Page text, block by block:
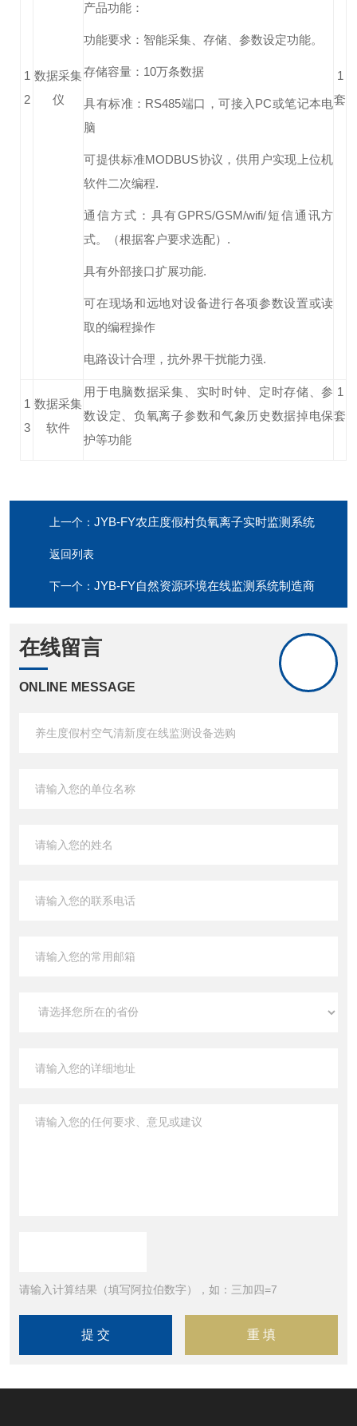
1
2
数据采集
仪
产品功能：
功能要求：智能采集、存储、参数设定功能。
存储容量：10万条数据
具有标准：RS485端口，可接入PC或笔记本电
脑
可提供标准MODBUS协议，供用户实现上位机
软件二次编程.
通信方式：具有GPRS/GSM/wifi/短信通讯方
式。（根据客户要求选配）.
具有外部接口扩展功能.
可在现场和远地对设备进行各项参数设置或读
取的编程操作
电路设计合理，抗外界干扰能力强.
1
套
1
3
数据采集
软件
用于电脑数据采集、实时时钟、定时存储、参
数设定、负氧离子参数和气象历史数据掉电保
护等功能
1
套
上一个： JYB-FY农庄度假村负氧离子实时监测系统
返回列表
下一个： JYB-FY自然资源环境在线监测系统制造商
在线留言
ONLINE MESSAGE
请输入计算结果（填写阿拉伯数字），如：三加四=7